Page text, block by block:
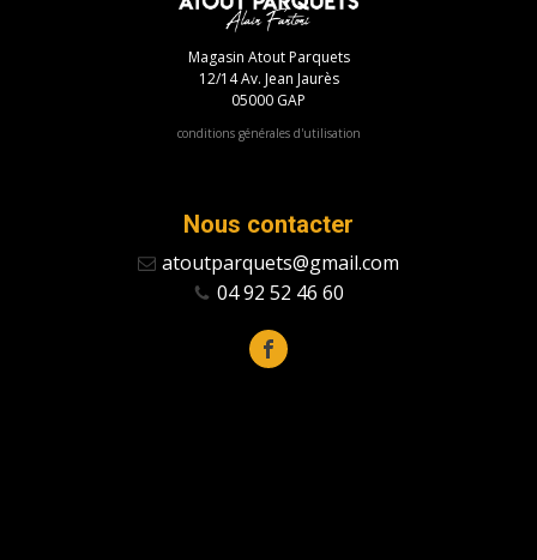
Magasin Atout Parquets
12/14 Av. Jean Jaurès
05000 GAP
conditions générales d'utilisation
Nous contacter
atoutparquets@gmail.com
04 92 52 46 60